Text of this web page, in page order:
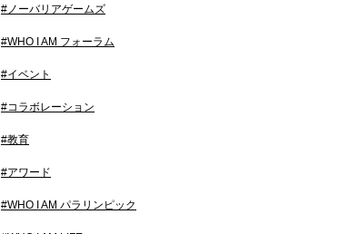
#ノーバリアゲームズ
#WHO I AM フォーラム
#イベント
#コラボレーション
#教育
#アワード
#WHO I AM パラリンピック